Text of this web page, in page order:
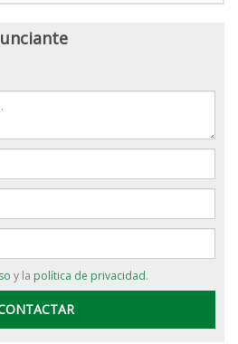
y la política de privacidad.